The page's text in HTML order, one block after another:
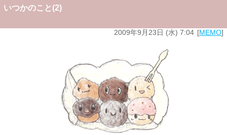
いつかのこと(2)
2009年9月23日 (水) 7:04 MEMO